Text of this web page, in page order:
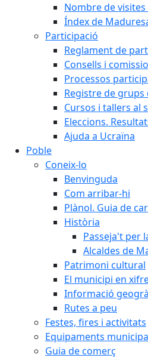
Nombre de
Índex de
Participació
Reglament de
Consells i
Processos
Registre de
Cursos i tallers al
Eleccions.
Ajuda a Ucraïna
Poble
Coneix-lo
Benvinguda
Com arribar-hi
Plànol. Guia de
Història
Passeja't per
Alcaldes de
Patrimoni cultural
El municipi en
Informació
Rutes a peu
Festes, fires i activitats
Equipaments
Guia de comerç